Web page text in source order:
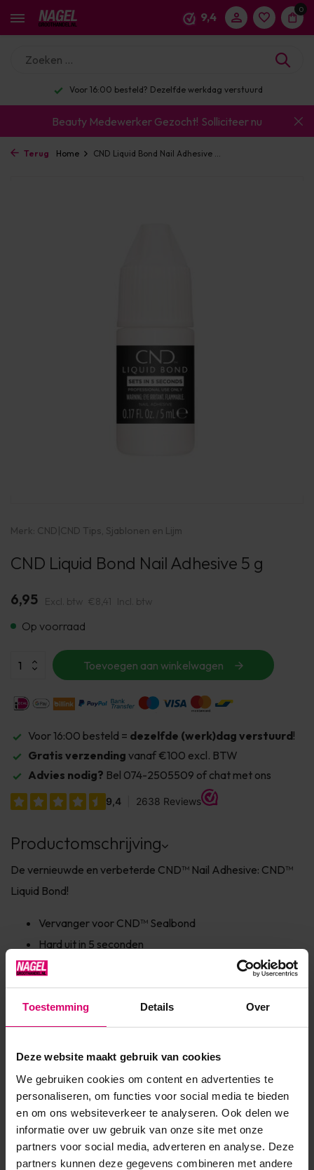
Toestemming Details Over
Deze website maakt gebruik van cookies
We gebruiken cookies om content en advertenties te
personaliseren, om functies voor social media te bieden
en om ons websiteverkeer te analyseren. Ook delen we
informatie over uw gebruik van onze site met onze
partners voor social media, adverteren en analyse. Deze
partners kunnen deze gegevens combineren met andere
9,4
0
Voor 16:00 besteld? Dezelfde werkdag verstuurd
Beauty Medewerker Gezocht! Solliciteer nu
Terug Home CND Liquid Bond Nail Adhesive ...
Merk: CND|CND Tips, Sjablonen en Lijm
CND Liquid Bond Nail Adhesive 5 g
6,95 Excl. btw €8,41 Incl. btw
Op voorraad
Toevoegen aan winkelwagen
Voor 16:00 besteld = dezelfde (werk)dag verstuurd!
Gratis verzending vanaf €100 excl. BTW
Advies nodig? Bel 074-2505509 of chat met ons
Productomschrijving
De vernieuwde en verbeterde CND™ Nail Adhesive: CND™
Liquid Bond!
Vervanger voor CND™ Sealbond
Hard uit in 5 seconden
Gemakkelijke press-set applicatie
Speciaal voor gebruik met CND™ Coffin en/of Stiletto
tips (soft gel tips)
Product specificaties
EAN 639370012889